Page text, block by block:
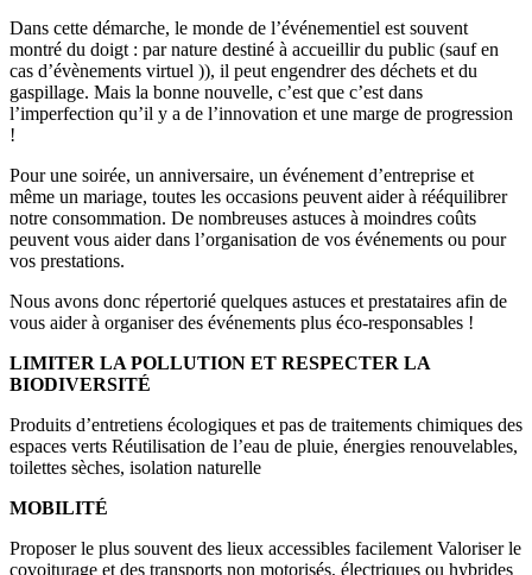
Dans cette démarche, le monde de l’événementiel est souvent
montré du doigt : par nature destiné à accueillir du public (sauf en
cas d’évènements virtuel )), il peut engendrer des déchets et du
gaspillage. Mais la bonne nouvelle, c’est que c’est dans
l’imperfection qu’il y a de l’innovation et une marge de progression
!
Pour une soirée, un anniversaire, un événement d’entreprise et
même un mariage, toutes les occasions peuvent aider à rééquilibrer
notre consommation. De nombreuses astuces à moindres coûts
peuvent vous aider dans l’organisation de vos événements ou pour
vos prestations.
Nous avons donc répertorié quelques astuces et prestataires afin de
vous aider à organiser des événements plus éco-responsables !
LIMITER LA POLLUTION ET RESPECTER LA
BIODIVERSITÉ
Produits d’entretiens écologiques et pas de traitements chimiques des
espaces verts Réutilisation de l’eau de pluie, énergies renouvelables,
toilettes sèches, isolation naturelle
MOBILITÉ
Proposer le plus souvent des lieux accessibles facilement Valoriser le
covoiturage et des transports non motorisés, électriques ou hybrides